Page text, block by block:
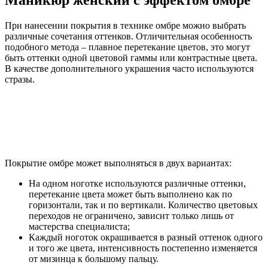
При нанесении покрытия в технике омбре можно выбрать
различные сочетания оттенков. Отличительная особенность
подобного метода – плавное перетекание цветов, это могут
быть оттенки одной цветовой гаммы или контрастные цвета.
В качестве дополнительного украшения часто используются
стразы.
Покрытие омбре может выполняться в двух вариантах:
На одном ноготке используются различные оттенки,
перетекание цвета может быть выполнено как по
горизонтали, так и по вертикали. Количество цветовых
переходов не ограничено, зависит только лишь от
мастерства специалиста;
Каждый ноготок окрашивается в разный оттенок одного
и того же цвета, интенсивность постепенно изменяется
от мизинца к большому пальцу.